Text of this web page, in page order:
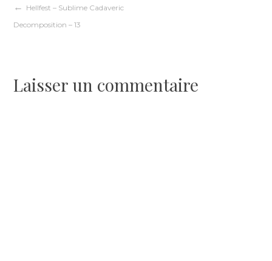
Navigation
l’article
Hellfest – Sublime Cadaveric
Decomposition – 13
Laisser un commentaire